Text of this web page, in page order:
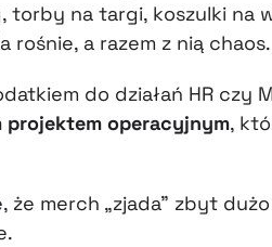
torby na targi, koszulki na
rośnie, a razem z nią chaos.
do działań HR
projektem operacyjnym,
że merch „zjada” zbyt